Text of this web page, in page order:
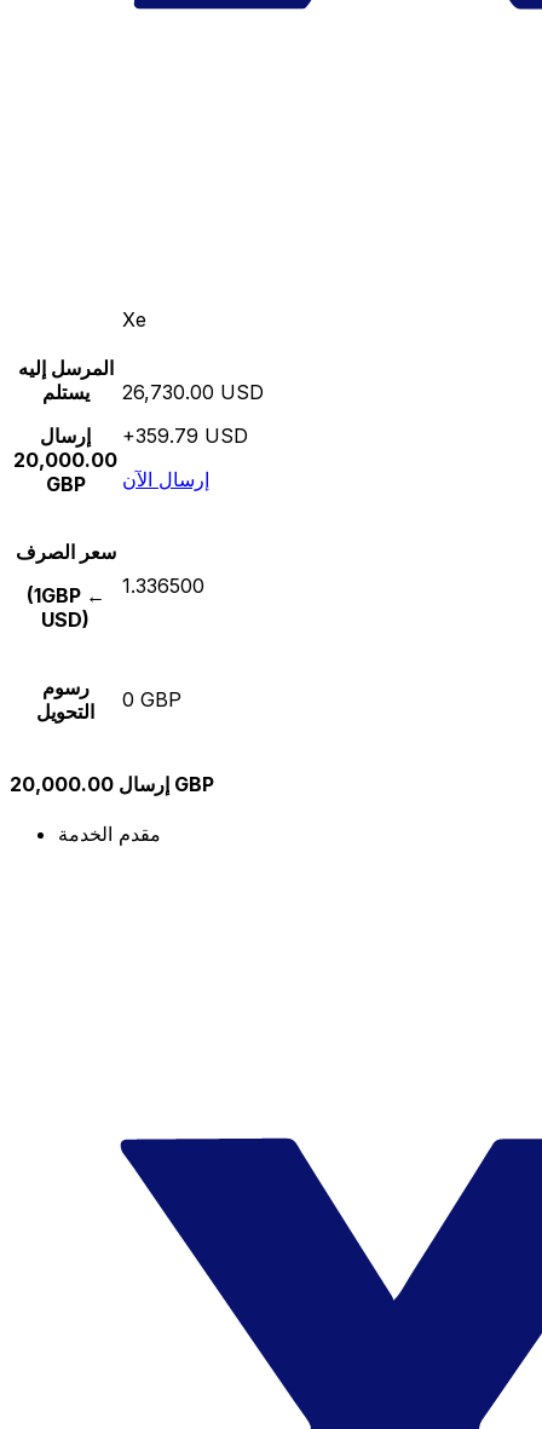
Xe
المرسل إليه
يستلم
إرسال
20,000.00
GBP
26,730.00 USD
+359.79 USD
إرسال الآن
سعر الصرف
(1GBP ←
USD)
1.336500
رسوم
التحويل
0 GBP
إرسال 20,000.00 GBP
مقدم الخدمة